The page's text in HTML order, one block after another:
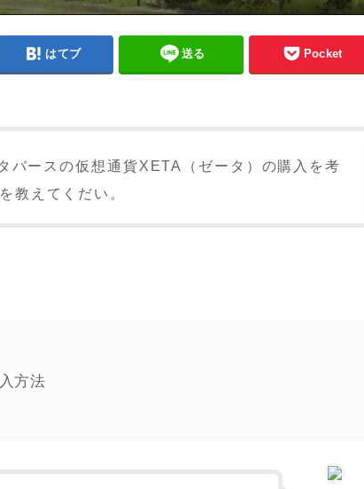
はてブ 送る Pocket
バースの仮想通貨XETA（ゼータ）の購入を考
教えてくだい。
方法